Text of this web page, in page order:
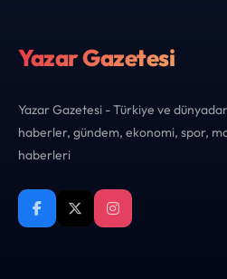
Yazar Gazetesi
Yazar Gazetesi - Türkiye ve
haberler, gündem, ekonomi, spor,
haberleri